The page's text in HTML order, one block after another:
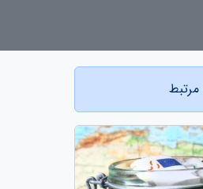
مرتبط